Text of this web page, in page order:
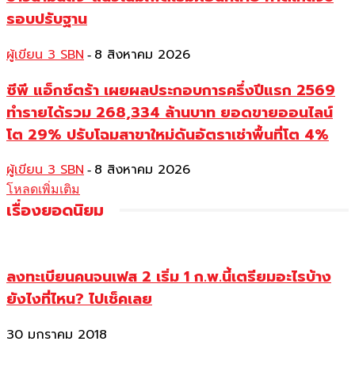
รอบปรับฐาน
ผู้เขียน 3 SBN - 8 สิงหาคม 2026
ซีพี แอ็กซ์ตร้า เผยผลประกอบการครึ่งปีแรก 2569
ทำรายได้รวม 268,334 ล้านบาท ยอดขายออนไลน์
โต 29% ปรับโฉมสาขาใหม่ดันอัตราเช่าพื้นที่โต 4%
ผู้เขียน 3 SBN - 8 สิงหาคม 2026
โหลดเพิ่มเติม
เรื่องยอดนิยม
ลงทะเบียนคนจนเฟส 2 เริ่ม 1 ก.พ.นี้เตรียมอะไรบ้าง
ยังไงที่ไหน? ไปเช็คเลย
30 มกราคม 2018